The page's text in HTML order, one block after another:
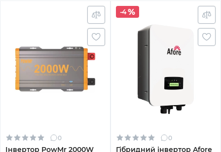
0
Інвертор PowMr 2000W
-4
0
Гібридний інвертор Afore